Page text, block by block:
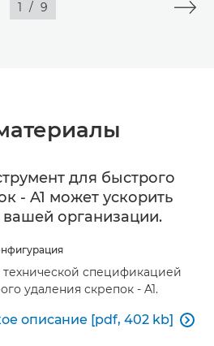
1 / 9
для быстрого
- A1 может ускорить
организации.
спецификацией
удаления скрепок - A1.
описание [pdf, 402 kb] 